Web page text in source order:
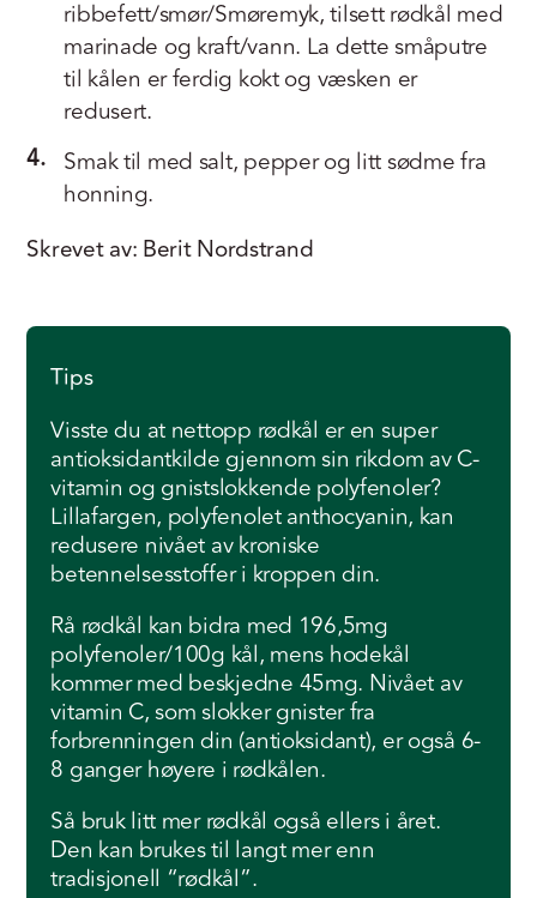
ribbefett/smør/Smøremyk, tilsett rødkål med
marinade og kraft/vann. La dette småputre
til kålen er ferdig kokt og væsken er
redusert.
4. Smak til med salt, pepper og litt sødme fra
honning.
Skrevet av: Berit Nordstrand
Tips
Visste du at nettopp rødkål er en super
antioksidantkilde gjennom sin rikdom av C-
vitamin og gnistslokkende polyfenoler?
Lillafargen, polyfenolet anthocyanin, kan
redusere nivået av kroniske
betennelsesstoffer i kroppen din.
Rå rødkål kan bidra med 196,5mg
polyfenoler/100g kål, mens hodekål
kommer med beskjedne 45mg. Nivået av
vitamin C, som slokker gnister fra
forbrenningen din (antioksidant), er også 6-
8 ganger høyere i rødkålen.
Så bruk litt mer rødkål også ellers i året.
Den kan brukes til langt mer enn
tradisjonell “rødkål”.